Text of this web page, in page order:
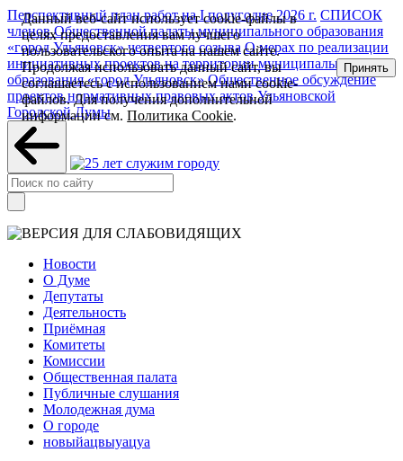
Перспективный план работ на I полугодие 2026 г. СПИСОК
членов Общественной палаты муниципального образования
«город Ульяновск» четвертого созыва О мерах по реализации
инициативных проектов на территории муниципального
образования «город Ульяновск» Общественное обсуждение
проектов нормативных правовых актов Ульяновской
Городской Думы
Новости
О Думе
Депутаты
Деятельность
Приёмная
Комитеты
Комиссии
Общественная палата
Публичные слушания
Молодежная дума
О городе
новыйацвыуацуа
Данный веб-сайт использует cookie-файлы в
целях предоставления вам лучшего
пользовательского опыта на нашем сайте.
Продолжая использовать данный сайт, вы
соглашаетесь с использованием нами cookie-
файлов. Для получения дополнительной
информации см.Политика Cookie.
Принять